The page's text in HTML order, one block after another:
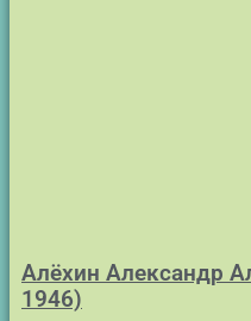
Алёхин Александр
1946)